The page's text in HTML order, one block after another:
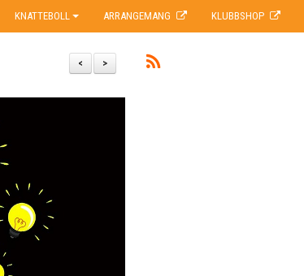
KNATTEBOLL ARRANGEMANG KLUBBSHOP
>
<